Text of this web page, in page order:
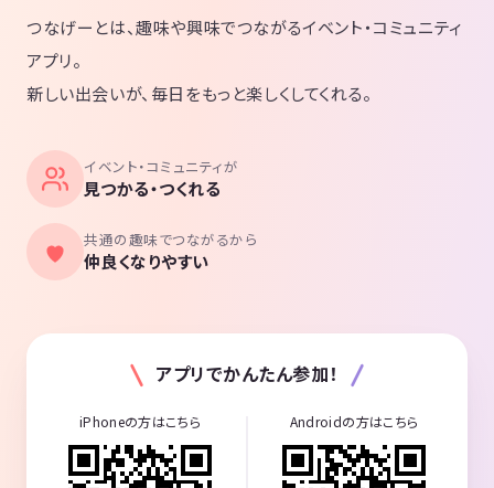
つなげーとは、趣味や興味でつながるイベント・コミュニティ
アプリ。
新しい出会いが、毎日をもっと楽しくしてくれる。
イベント・コミュニティが
見つかる・つくれる
共通の趣味でつながるから
仲良くなりやすい
アプリでかんたん参加！
iPhoneの方はこちら Androidの方はこちら